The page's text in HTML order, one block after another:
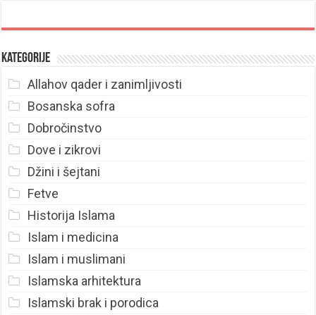
Kategorije
Allahov qader i zanimljivosti
Bosanska sofra
Dobročinstvo
Dove i zikrovi
Džini i šejtani
Fetve
Historija Islama
Islam i medicina
Islam i muslimani
Islamska arhitektura
Islamski brak i porodica